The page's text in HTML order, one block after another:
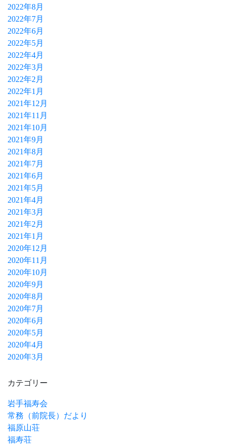
2022年8月
2022年7月
2022年6月
2022年5月
2022年4月
2022年3月
2022年2月
2022年1月
2021年12月
2021年11月
2021年10月
2021年9月
2021年8月
2021年7月
2021年6月
2021年5月
2021年4月
2021年3月
2021年2月
2021年1月
2020年12月
2020年11月
2020年10月
2020年9月
2020年8月
2020年7月
2020年6月
2020年5月
2020年4月
2020年3月
カテゴリー
岩手福寿会
常務（前院長）だより
福原山荘
福寿荘